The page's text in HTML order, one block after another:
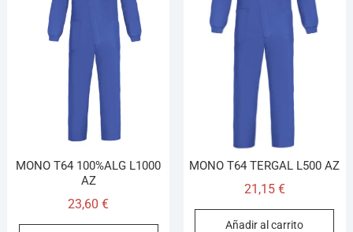
MONO T64 100%ALG L1000
AZ
23,60€
MONO T64 TERGAL L500 AZ
21,15 €
Añadir al carrito